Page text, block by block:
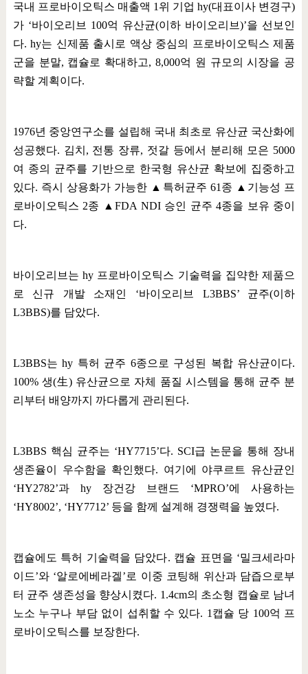
국내 프로바이오틱스 매출액 1 위 기업hy(대표이사 변경구)
가 ‘바이오리브 100억 유산균(이하 바이오리브)’을 선보인
다. hy는 신제품 출시로 액상 중심의 프로바이오틱스 제품
군을 분말, 캡슐로 확대하고, 8,000억 원 규모의 시장을 공
략할 계획이다.
1976년 중앙연구소를 설립해 국내 최초로 유산균 국산화에
성공했다. 김치 , 전통 장류, 젓갈 등에서 분리해 모은 5000
여 종의 균주를 기반으로 한국형 유산균 확보에 집중하고
있다. 즉시 상용화가 가능한 ▲ 특허균주 61 종 ▲ 기능성 프
로바이오틱스 2종 ▲FDA NDI 승인 균주4종을 보유 중이
다.
바이오리브는hy 프로바이오틱스 기술력을 집약한 제품으
로 신규 개발 소재인 ‘바이오리브 L3BBS’ 균주(이하
L3BBS)를 담았다.
L3BBS는hy 특허 균주 6종으로 구성된 복합 유산균이다.
100%생(生) 유산균으로 자체 품질 시스템을 통해 균주 분
리부터 배양까지 까다롭게 관리된다.
L3BBS 핵심 균주는 ‘HY7715’다. SCI급 논문을 통해 장내
생존율이 우수함을 확인했다. 여기에 야쿠르트 유산균인
‘HY2782’과 hy 장건강 브랜드 ‘MPRO’에 사용하는
‘HY8002’, ‘HY7712’ 등을 함께 설계해 경쟁력을 높였다.
캡슐에도 특허 기술력을 담았다. 캡슐 표면을 ‘밀크세라마
이드’와 ‘알로에베라겔’로 이중 코팅해 위산과 담즙으로부
터 균주 생존성을 향상시켰다. 1.4cm의 초소형 캡슐로 남녀
노소 누구나 부담 없이 섭취할 수 있다. 1 캡슐 당 100억 프
로바이오틱스를 보장한다.